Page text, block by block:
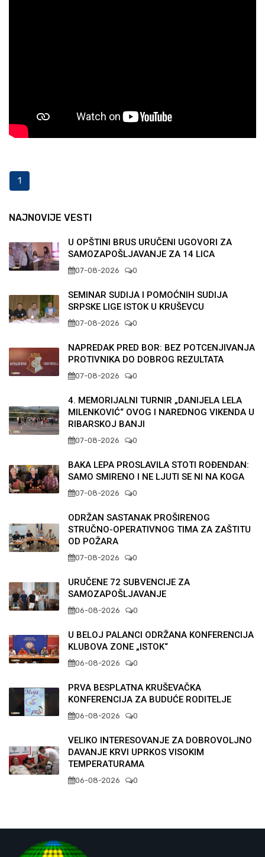
1
NAJNOVIJE VESTI
U OPŠTINI BRUS URUČENI UGOVORI ZA
SAMOZAPOŠLJAVANJE ZA 14 LICA
07-08-2026 0
SEMINAR SUDIJA I POMOĆNIH SUDIJA
SRPSKE LIGE ISTOK U KRUŠEVCU
07-08-2026 0
NAPREDAK PRED BOR: BEZ POTCENJIVANJA
PROTIVNIKA DO DOBROG REZULTATA
07-08-2026 0
4. MEMORIJALNI TURNIR „DANIJELA LELA
MILENKOVIĆ“ OVOG I NAREDNOG VIKENDA U
RIBARSKOJ BANJI
07-08-2026 0
BAKA LEPA PROSLAVILA STOTI ROĐENDAN:
SAMO SMIRENO I NE LJUTI SE NI NA KOGA
07-08-2026 0
ODRŽAN SASTANAK PROŠIRENOG
STRUČNO-OPERATIVNOG TIMA ZA ZAŠTITU
OD POŽARA
07-08-2026 0
URUČENE 72 SUBVENCIJE ZA
SAMOZAPOŠLJAVANJE
06-08-2026 0
U BELOJ PALANCI ODRŽANA KONFERENCIJA
KLUBOVA ZONE „ISTOK“
06-08-2026 0
PRVA BESPLATNA KRUŠEVAČKA
KONFERENCIJA ZA BUDUĆE RODITELJE
06-08-2026 0
VELIKO INTERESOVANJE ZA DOBROVOLJNO
DAVANJE KRVI UPRKOS VISOKIM
TEMPERATURAMA
06-08-2026 0